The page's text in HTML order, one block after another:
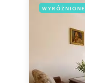
WYRÓŻNIONE